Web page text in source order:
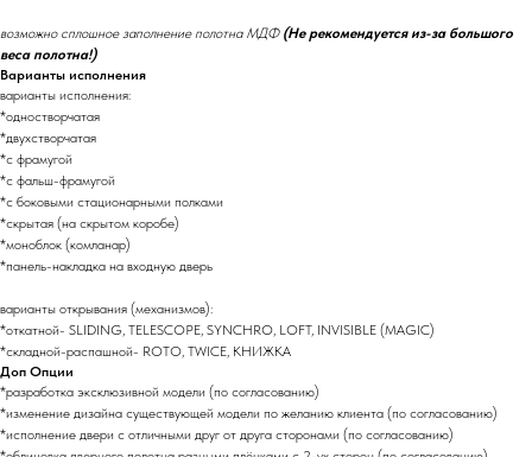
возможно сплошное заполнение полотна МДФ (Не рекомендуется из-за большого
веса полотна!)
Варианты исполнения
варианты исполнения:
*одностворчатая
*двухстворчатая
*с фрамугой
*с фальш-фрамугой
*с боковыми стационарными полками
*скрытая (на скрытом коробе)
*моноблок (комланар)
*панель-накладка на входную дверь
варианты открывания (механизмов):
*откатной- SLIDING, TELESCOPE, SYNCHRO, LOFT, INVISIBLE (MAGIC)
*складной-распашной- ROTO, TWICE, КНИЖКА
Доп Опции
*разработка эксклюзивной модели (по согласованию)
*изменение дизайна существующей модели по желанию клиента (по согласованию)
*исполнение двери с отличными друг от друга сторонами (по согласованию)